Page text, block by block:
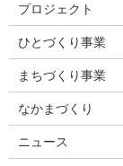
プロジェクト
ひとづくり事業
まちづくり事業
なかまづくり
ニュース